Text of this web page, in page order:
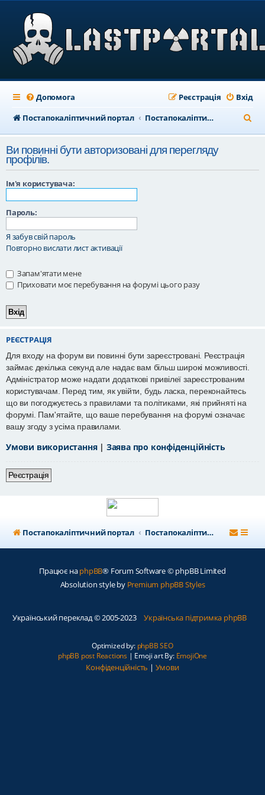
Допомога Вхід
Реєстрація
Постапокаліптичний портал
Постапокаліптичний форум
о
у
Ви повинні бути авторизовані для перегляду
профілів.
Ім'я користувача:
Пароль:
Я забув свій пароль
Повторно вислати лист активації
Запам'ятати мене
Приховати моє перебування на форумі цього разу
РЕЄСТРАЦІЯ
Для входу на форум ви повинні бути зареєстровані. Реєстрація
займає декілька секунд але надає вам більш широкі можливості.
Адміністратор може надати додаткові привілеї зареєстрованим
користувачам. Перед тим, як увійти, будь ласка, переконайтесь
що ви погоджуєтесь з правилами та політиками, які прийняті на
форумі. Пам'ятайте, що ваше перебування на форумі означає
вашу згоду з усіма правилами.
Умови використання| Заява про конфіденційність
Реєстрація
Постапокаліптичний портал Постапокаліптичний форум
Працює наphpBB® Forum Software © phpBB Limited
Absolution style by Premium phpBB Styles
Український переклад © 2005-2023 Українська підтримка phpBB
Optimized by: phpBB SEO
phpBB post Reactions| Emoji art By: EmojiOne
Конфіденційність | Умови